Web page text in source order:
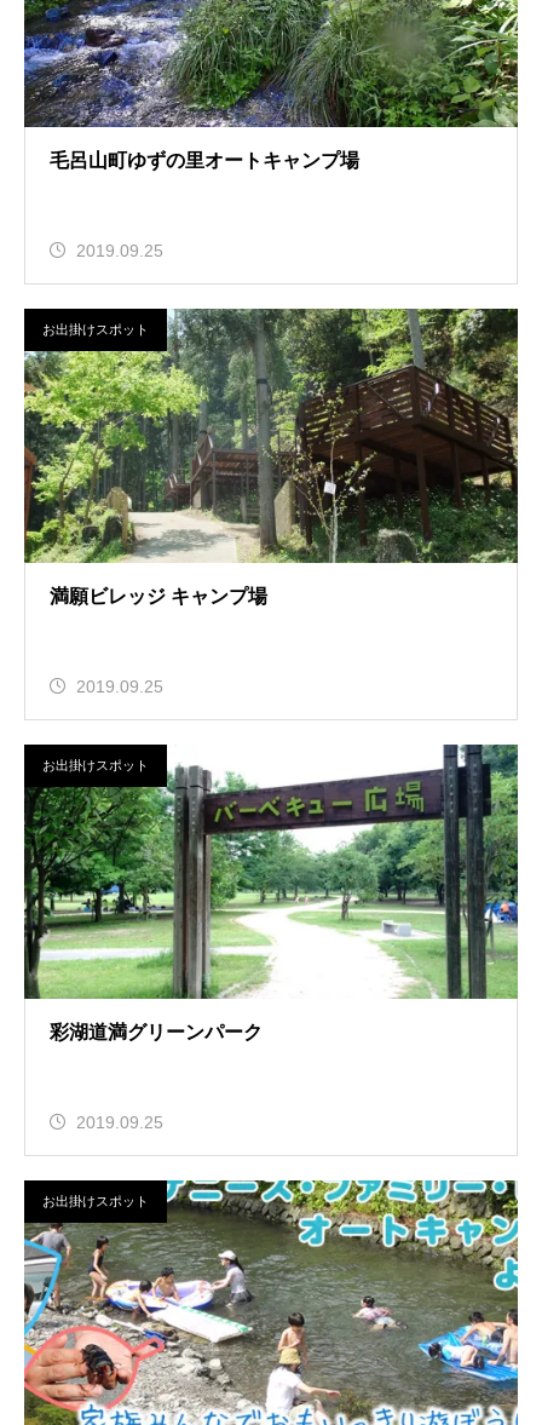
毛呂山町ゆずの里オートキャンプ場
2019.09.25
お出掛けスポット
満願ビレッジ キャンプ場
2019.09.25
お出掛けスポット
彩湖道満グリーンパーク
2019.09.25
お出掛けスポット